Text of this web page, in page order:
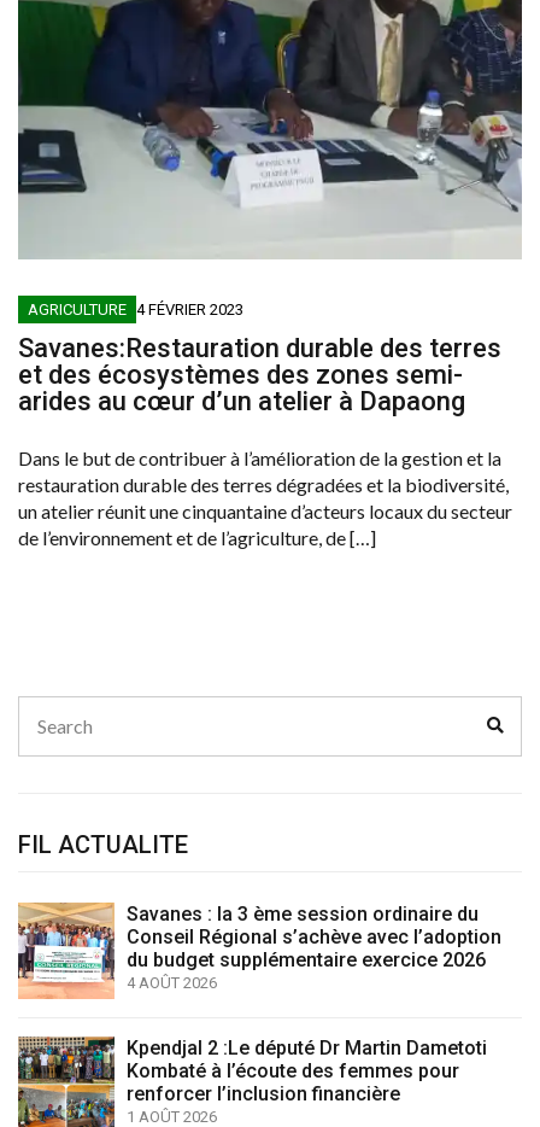
AGRICULTURE 4 FÉVRIER 2023
Savanes:Restauration durable des terres
et des écosystèmes des zones semi-
arides au cœur d’un atelier à Dapaong
Dans le but de contribuer à l’amélioration de la gestion et la
restauration durable des terres dégradées et la biodiversité,
un atelier réunit une cinquantaine d’acteurs locaux du secteur
de l’environnement et de l’agriculture, de […]
for:
FIL ACTUALITE
Savanes : la 3 ème session ordinaire du
Conseil Régional s’achève avec l’adoption
du budget supplémentaire exercice 2026
4 AOÛT 2026
Kpendjal 2 :Le député Dr Martin Dametoti
Kombaté à l’écoute des femmes pour
renforcer l’inclusion financière
1 AOÛT 2026